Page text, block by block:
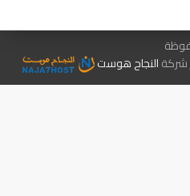
شركةالنجاح هوست